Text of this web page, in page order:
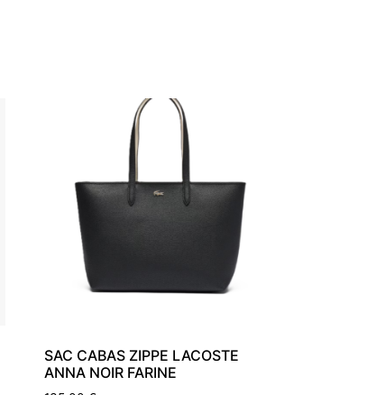
SAC CABAS ZIPPE LACOSTE
ANNA NOIR FARINE